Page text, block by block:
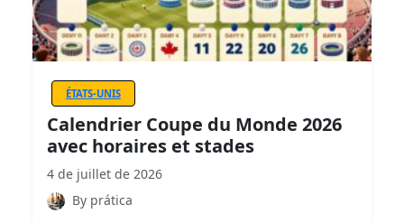
ÉTATS-UNIS
Calendrier Coupe du Monde 2026
avec horaires et stades
4 de juillet de 2026
By prática